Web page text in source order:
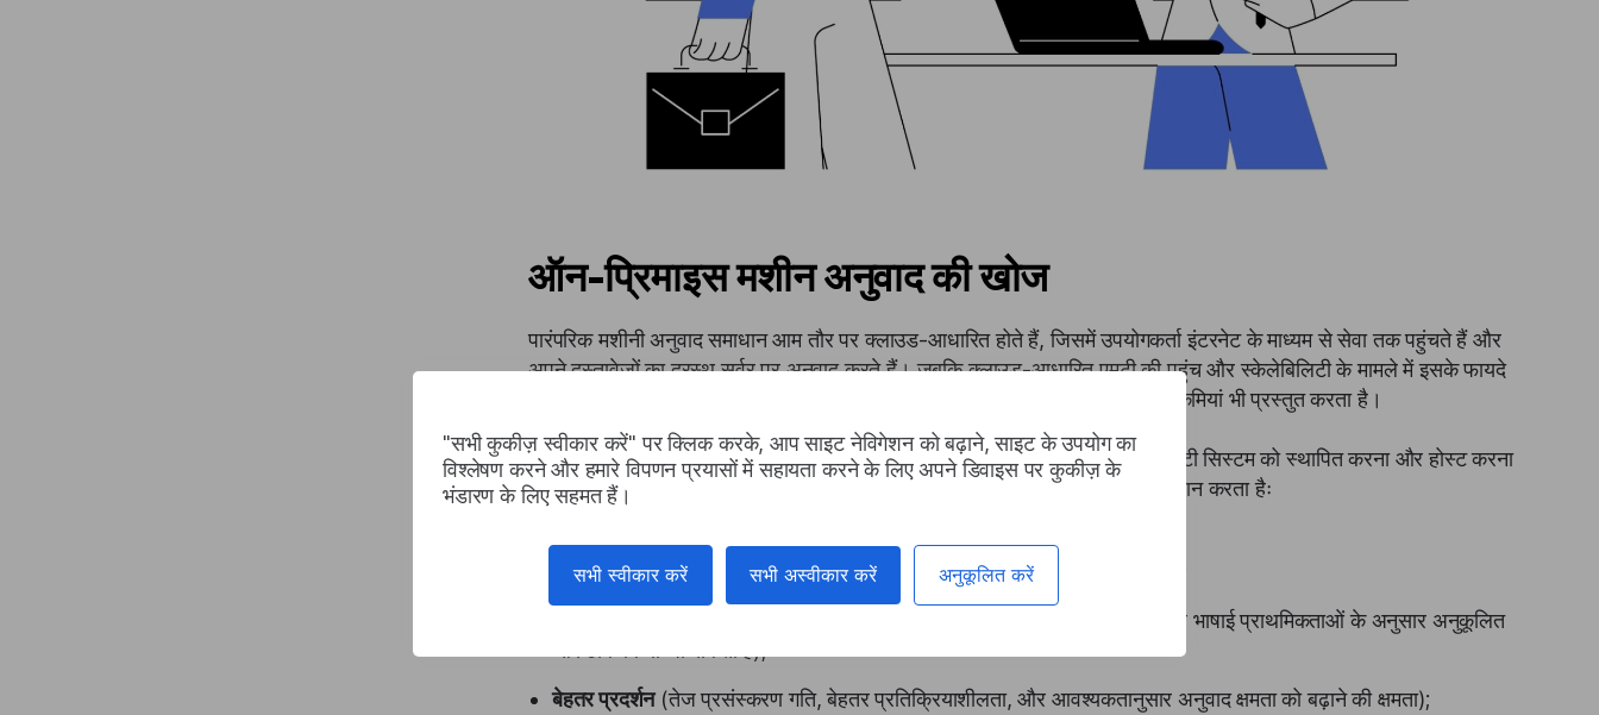
"सभी कुकीज़ स्वीकार करें" पर क्लिक करके, आप साइट नेविगेशन को बढ़ाने, साइट के उपयोग का
विश्लेषण करने और हमारे विपणन प्रयासों में सहायता करने के लिए अपने डिवाइस पर कुकीज़ के
भंडारण के लिए सहमत हैं।
सभी स्वीकार करें सभी अस्वीकार करें अनुकूलित करें
ऑन-प्रिमाइस मशीन अनुवाद की खोज
पारंपरिक मशीनी अनुवाद समाधान आम तौर पर क्लाउड-आधारित होते हैं, जिसमें उपयोगकर्ता इंटरनेट के माध्यम से सेवा तक पहुंचते हैं और
अपने दस्तावेज़ों का दूरस्थ सर्वर पर अनुवाद करते हैं। जबकि क्लाउड-आधारित एमटी की पहुंच और स्केलेबिलिटी के मामले में इसके फायदे
हैं, यह संवेदनशील कानूनी और अनुपालन सामग्री से निपटने वाले संगठनों के लिए महत्वपूर्ण कमियां भी प्रस्तुत करता है।
दूसरी ओर, ऑन-प्रिमाइस मशीन अनुवाद में संगठन के अपने बुनियादी ढांचे के भीतर सीधे एमटी सिस्टम को स्थापित करना और होस्ट करना
शामिल है। यह दृष्टिकोण क्लाउड-आधारित मशीन अनुवाद की तुलना में कई प्रमुख लाभ प्रदान करता हैः
बेहतर डेटा गोपनीयता और सुरक्षा (उनके संवेदनशील डेटा का पूर्ण नियंत्रण और स्वामित्व);
(ऑन-प्रिमाइस एमटी सिस्टम को किसी संगठन की विशिष्ट शब्दावली, स्वर और भाषाई प्राथमिकताओं के अनुसार अनुकूलित
बेहतर प्रदर्शन(तेज प्रसंस्करण गति, बेहतर प्रतिक्रियाशीलता, और आवश्यकतानुसार अनुवाद क्षमता को बढ़ाने की क्षमता);